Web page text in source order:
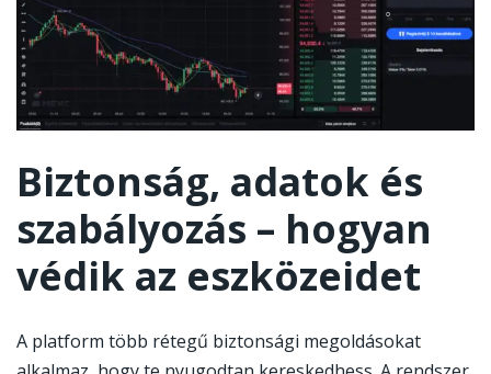
Biztonság, adatok és
szabályozás – hogyan
védik az eszközeidet
A platform több rétegű biztonsági megoldásokat